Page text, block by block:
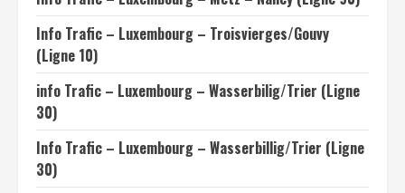
Info Trafic – Luxembourg – Troisvierges/Gouvy
(Ligne 10)
info Trafic – Luxembourg – Wasserbilig/Trier (Ligne
30)
Info Trafic – Luxembourg – Wasserbillig/Trier (Ligne
30)